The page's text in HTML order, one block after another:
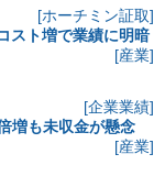
[ホーチミン証取]
スト増で業績に明暗
[産業]
[企業業績]
増も未収金が懸念
[産業]